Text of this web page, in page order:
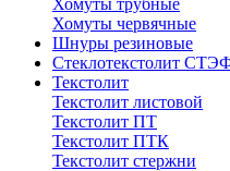
Хомуты трубные
Хомуты червячные
Шнуры резиновые
Стеклотекстолит
Текстолит
Текстолит листовой
Текстолит ПТ
Текстолит ПТК
Текстолит стержни